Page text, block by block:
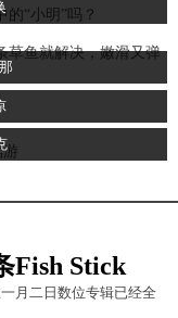
Fish Stick
月二日数位专辑已经全